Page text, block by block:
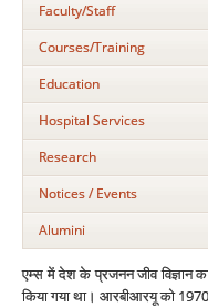
Faculty/Staff
Courses/Training
Education
Hospital Services
Research
Notices / Events
Alumini
एम्‍स में देश के प्रजनन जीव विज्ञान
किया गया था। आरबीआरयू को 1970